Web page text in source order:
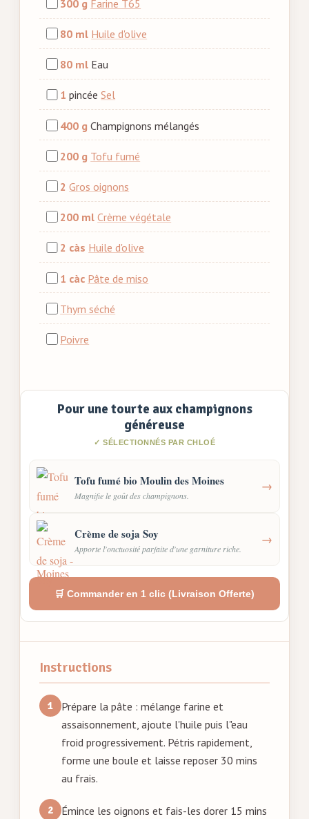
300 g Farine T65
80 ml Huile d'olive
80 ml Eau
1 pincéeSel
400 g Champignons mélangés
200 g Tofu fumé
2 Gros oignons
200 ml Crème végétale
2 càs Huile d'olive
1 càc Pâte de miso
Thym séché
Poivre
Pour une tourte aux champignons
généreuse
✓ SÉLECTIONNÉS PAR CHLOÉ
Tofu fumé bio Moulin des Moines
Magnifie le goût des champignons.
→
Crème de soja Soy
Apporte l'onctuosité parfaite d'une garniture riche.
→
🛒 Commander en 1 clic (Livraison Offerte)
Instructions
Prépare la pâte : mélange farine et
assaisonnement, ajoute l'huile puis l"eau
froid progressivement. Pétris rapidement,
forme une boule et laisse reposer 30 mins
au frais.
Émince les oignons et fais-les dorer 15 mins